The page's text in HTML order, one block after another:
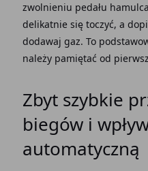
zwolnieniu pedału hamulca
delikatnie się toczyć, a
dodawaj gaz. To
należy pamiętać od
Zbyt szybkie
biegów i
automatyczną